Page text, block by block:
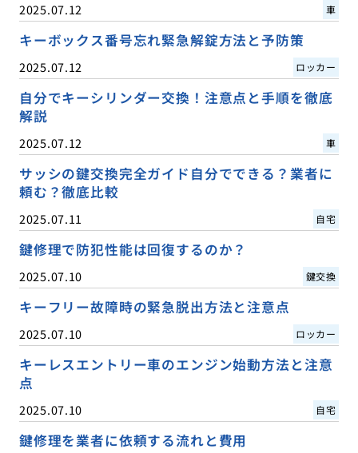
2025.07.12 車
キーボックス番号忘れ緊急解錠方法と予防策
2025.07.12 ロッカー
自分でキーシリンダー交換！注意点と手順を徹底
解説
2025.07.12 車
サッシの鍵交換完全ガイド自分でできる？業者に
頼む？徹底比較
2025.07.11 自宅
鍵修理で防犯性能は回復するのか？
2025.07.10 鍵交換
キーフリー故障時の緊急脱出方法と注意点
2025.07.10 ロッカー
キーレスエントリー車のエンジン始動方法と注意
点
2025.07.10 自宅
鍵修理を業者に依頼する流れと費用